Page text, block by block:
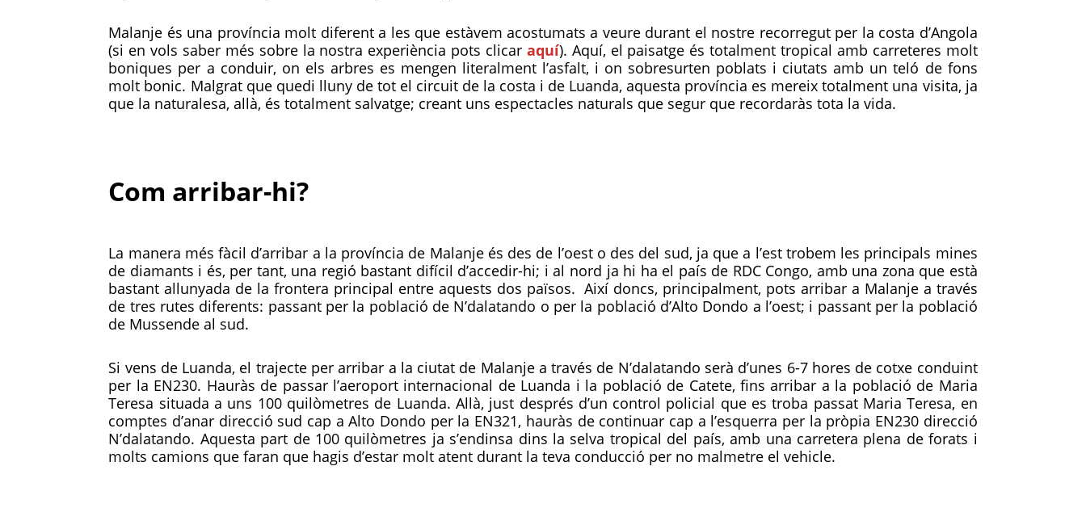
Malanje és una província molt diferent a les que estàvem acostumats a veure durant el nostre recorregut per la costa d’Angola
(si en vols saber més sobre la nostra experiència pots clicar aquí). Aquí, el paisatge és totalment tropical amb carreteres molt
boniques per a conduir, on els arbres es mengen literalment l’asfalt, i on sobresurten poblats i ciutats amb un teló de fons
molt bonic. Malgrat que quedi lluny de tot el circuit de la costa i de Luanda, aquesta província es mereix totalment una visita, ja
que la naturalesa, allà, és totalment salvatge; creant uns espectacles naturals que segur que recordaràs tota la vida.
Com arribar-hi?
La manera més fàcil d’arribar a la província de Malanje és des de l’oest o des del sud, ja que a l’est trobem les principals mines
de diamants i és, per tant, una regió bastant difícil d’accedir-hi; i al nord ja hi ha el país de RDC Congo, amb una zona que està
bastant allunyada de la frontera principal entre aquests dos països. Així doncs, principalment, pots arribar a Malanje a través
de tres rutes diferents: passant per la població de N’dalatando o per la població d’Alto Dondo a l’oest; i passant per la població
de Mussende al sud.
Si vens de Luanda, el trajecte per arribar a la ciutat de Malanje a través de N’dalatando serà d’unes 6-7 hores de cotxe conduint
per la EN230. Hauràs de passar l’aeroport internacional de Luanda i la població de Catete, fins arribar a la població de Maria
Teresa situada a uns 100 quilòmetres de Luanda. Allà, just després d’un control policial que es troba passat Maria Teresa, en
comptes d’anar direcció sud cap a Alto Dondo per la EN321, hauràs de continuar cap a l’esquerra per la pròpia EN230 direcció
N’dalatando. Aquesta part de 100 quilòmetres ja s’endinsa dins la selva tropical del país, amb una carretera plena de forats i
molts camions que faran que hagis d’estar molt atent durant la teva conducció per no malmetre el vehicle.